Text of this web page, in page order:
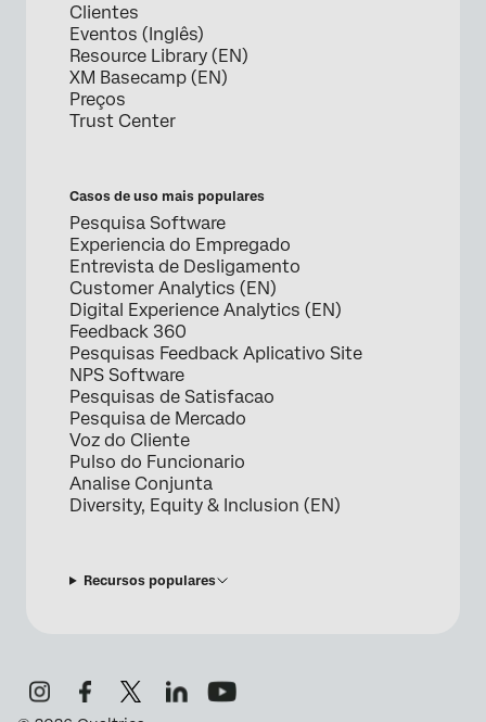
Clientes
Eventos (Inglês)
Resource Library (EN)
XM Basecamp (EN)
Preços
Trust Center
Casos de uso mais populares
Pesquisa Software
Experiencia do Empregado
Entrevista de Desligamento
Customer Analytics (EN)
Digital Experience Analytics (EN)
Feedback 360
Pesquisas Feedback Aplicativo Site
NPS Software
Pesquisas de Satisfacao
Pesquisa de Mercado
Voz do Cliente
Pulso do Funcionario
Analise Conjunta
Diversity, Equity & Inclusion (EN)
Recursos populares